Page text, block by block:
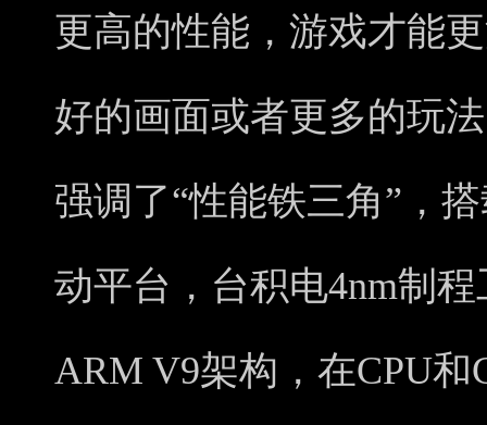
更高的性能，游戏才能
好的画面或者更多的玩
强调了“性能铁三角”，
动平台，台积电4nm制
ARM V9架构，在CPU